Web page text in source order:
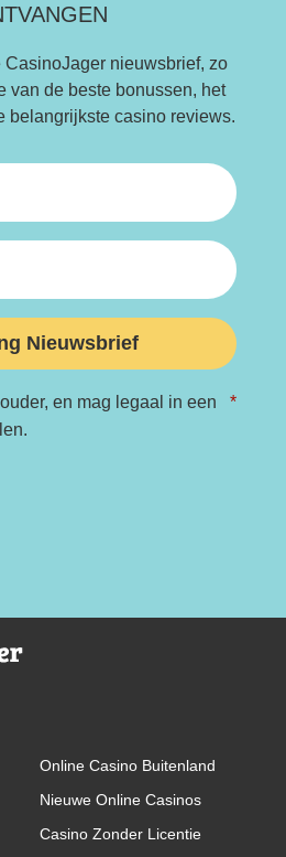
CasinoJager nieuwsbrief, zo
van de beste bonussen, het
belangrijkste casino reviews.
en mag legaal in een
*
Nieuwsbrief
Online Casino Buitenland
Nieuwe Online Casinos
Casino Zonder Licentie